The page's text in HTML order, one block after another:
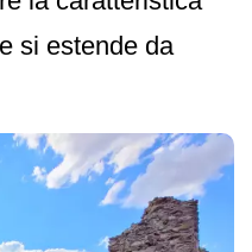
si estende da